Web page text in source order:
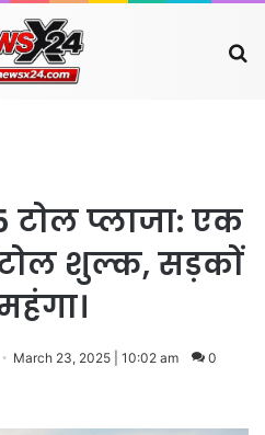
टोल प्लाजा: एक
शुल्क, सड़कों
March 23, 2025 | 10:02 am 0